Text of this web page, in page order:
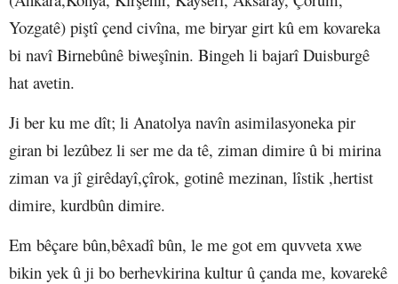
Yozgatê) piştî çend civîna, me biryar girt kû em kovareka
bi navî Birnebûnê biweşînin. Bingeh li bajarî Duisburgê
hat avetin.
Ji ber ku me dît; li Anatolya navîn asimilasyoneka pir
giran bi lezûbez li ser me da tê, ziman dimire û bi mirina
ziman va jî girêdayî,çîrok, gotinê mezinan, lîstik ,hertist
dimire, kurdbûn dimire.
Em bêçare bûn,bêxadî bûn, le me got em quvveta xwe
bikin yek û ji bo berhevkirina kultur û çanda me, kovarekê